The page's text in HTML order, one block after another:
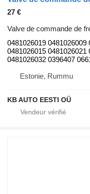
27 €
Valve de commande de
0481026019 0481026009
0481026015 0481026021
0481026032 0396407
Estonie, Rummu
KB AUTO EESTI OÜ